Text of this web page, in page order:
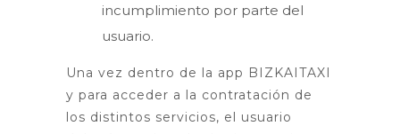
incumplimiento por parte del
usuario.
Una vez dentro de la app BIZKAITAXI
y para acceder a la contratación de
los distintos servicios, el usuario